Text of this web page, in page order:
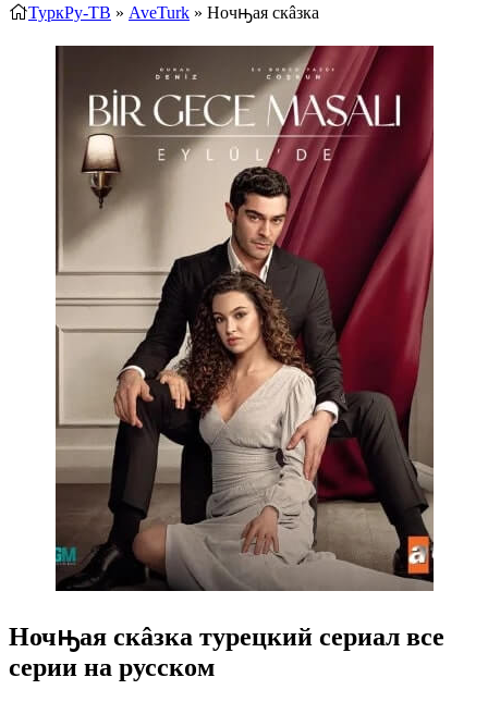
ТуркРу-ТВ » AveTurk » Ночԣая скâзка
Ночԣая скâзка турецкий сериал все
серии на русском